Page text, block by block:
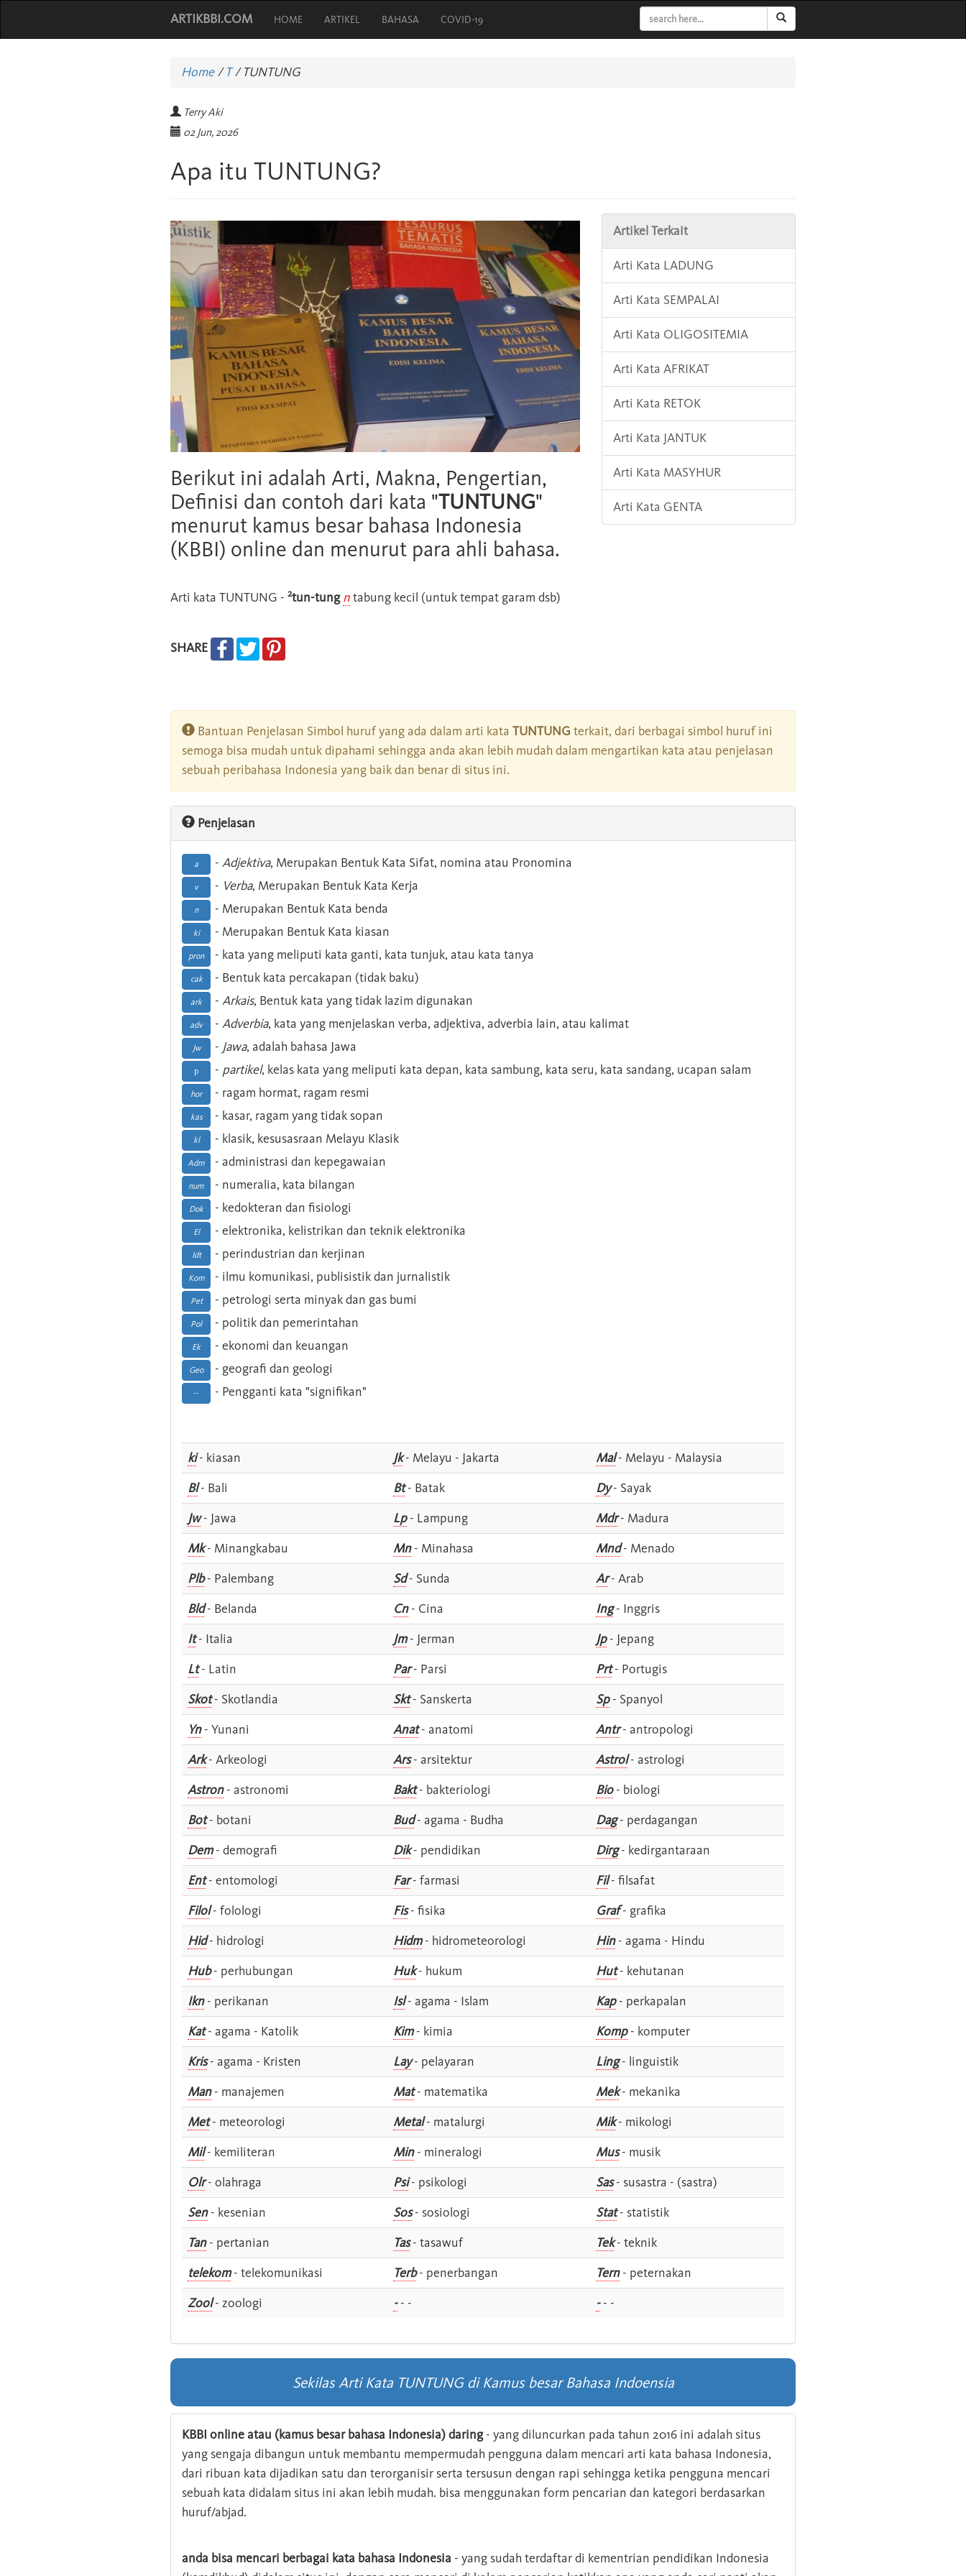
ARTIKBBI.COM HOME ARTIKEL BAHASA COVID-19
Home/T /TUNTUNG
Terry Aki
02 Jun, 2026
Apa itu TUNTUNG?
Berikut ini adalah Arti, Makna, Pengertian,
Definisi dan contoh dari kata "TUNTUNG"
menurut kamus besar bahasa Indonesia
(KBBI) online dan menurut para ahli bahasa.
Arti kata TUNTUNG - 2tun-tung ntabung kecil (untuk tempat garam dsb)
SHARE
Artikel Terkait
Arti Kata LADUNG
Arti Kata SEMPALAI
Arti Kata OLIGOSITEMIA
Arti Kata AFRIKAT
Arti Kata RETOK
Arti Kata JANTUK
Arti Kata MASYHUR
Arti Kata GENTA
Bantuan Penjelasan Simbol huruf yang ada dalam arti kata TUNTUNG terkait, dari berbagai simbol huruf ini
semoga bisa mudah untuk dipahami sehingga anda akan lebih mudah dalam mengartikan kata atau penjelasan
sebuah peribahasa Indonesia yang baik dan benar di situs ini.
Penjelasan
a - Adjektiva, Merupakan Bentuk Kata Sifat, nomina atau Pronomina
v - Verba, Merupakan Bentuk Kata Kerja
n - Merupakan Bentuk Kata benda
ki - Merupakan Bentuk Kata kiasan
pron - kata yang meliputi kata ganti, kata tunjuk, atau kata tanya
cak - Bentuk kata percakapan (tidak baku)
ark - Arkais, Bentuk kata yang tidak lazim digunakan
adv - Adverbia, kata yang menjelaskan verba, adjektiva, adverbia lain, atau kalimat
Jw - Jawa, adalah bahasa Jawa
p - partikel, kelas kata yang meliputi kata depan, kata sambung, kata seru, kata sandang, ucapan salam
hor - ragam hormat, ragam resmi
kas - kasar, ragam yang tidak sopan
kl - klasik, kesusasraan Melayu Klasik
Adm - administrasi dan kepegawaian
num - numeralia, kata bilangan
Dok - kedokteran dan fisiologi
El - elektronika, kelistrikan dan teknik elektronika
Idt - perindustrian dan kerjinan
Kom - ilmu komunikasi, publisistik dan jurnalistik
Pet - petrologi serta minyak dan gas bumi
Pol - politik dan pemerintahan
Ek - ekonomi dan keuangan
Geo - geografi dan geologi
-- - Pengganti kata "signifikan"
ki- kiasan Jk- Melayu - Jakarta Mal- Melayu - Malaysia
Bl- Bali Bt- Batak Dy- Sayak
Jw- Jawa Lp- Lampung Mdr- Madura
Mk- Minangkabau Mn- Minahasa Mnd- Menado
Plb- Palembang Sd- Sunda Ar- Arab
Bld- Belanda Cn- Cina Ing- Inggris
It- Italia Jm- Jerman Jp- Jepang
Lt- Latin Par- Parsi Prt- Portugis
Skot- Skotlandia Skt- Sanskerta Sp- Spanyol
Yn- Yunani Anat- anatomi Antr- antropologi
Ark- Arkeologi Ars- arsitektur Astrol- astrologi
Astron- astronomi Bakt- bakteriologi Bio- biologi
Bot- botani Bud- agama - Budha Dag- perdagangan
Dem- demografi Dik- pendidikan Dirg- kedirgantaraan
Ent- entomologi Far- farmasi Fil- filsafat
Filol- folologi Fis- fisika Graf- grafika
Hid- hidrologi Hidm- hidrometeorologi Hin- agama - Hindu
Hub- perhubungan Huk- hukum Hut- kehutanan
Ikn- perikanan Isl- agama - Islam Kap- perkapalan
Kat- agama - Katolik Kim- kimia Komp- komputer
Kris- agama - Kristen Lay- pelayaran Ling- linguistik
Man- manajemen Mat- matematika Mek- mekanika
Met- meteorologi Metal- matalurgi Mik- mikologi
Mil- kemiliteran Min- mineralogi Mus- musik
Olr- olahraga Psi- psikologi Sas- susastra - (sastra)
Sen- kesenian Sos- sosiologi Stat- statistik
Tan- pertanian Tas- tasawuf Tek- teknik
telekom- telekomunikasi Terb- penerbangan Tern- peternakan
Zool- zoologi -- - -- -
Sekilas Arti Kata TUNTUNG di Kamus besar Bahasa Indoensia
KBBI online atau (kamus besar bahasa Indonesia) daring- yang diluncurkan pada tahun 2016 ini adalah situs
yang sengaja dibangun untuk membantu mempermudah pengguna dalam mencari arti kata bahasa Indonesia,
dari ribuan kata dijadikan satu dan terorganisir serta tersusun dengan rapi sehingga ketika pengguna mencari
sebuah kata didalam situs ini akan lebih mudah. bisa menggunakan form pencarian dan kategori berdasarkan
huruf/abjad.
anda bisa mencari berbagai kata bahasa Indonesia - yang sudah terdaftar di kementrian pendidikan Indonesia